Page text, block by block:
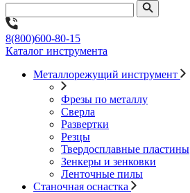
8(800)600-80-15
Каталог инструмента
Металлорежущий инструмент
Фрезы по металлу
Сверла
Развертки
Резцы
Твердосплавные пластины
Зенкеры и зенковки
Ленточные пилы
Станочная оснастка